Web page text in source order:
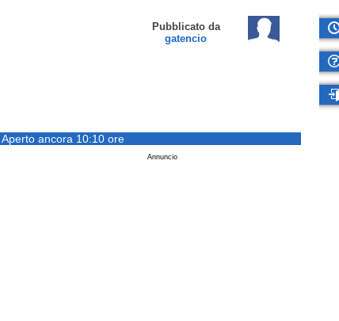
Pubblicato da
gatencio
Aperto ancora 10:10 ore
Annuncio